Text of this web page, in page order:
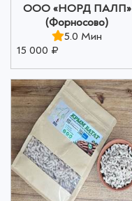
ООО «НОРД ПАЛП»
(Форносово)
5.0 Мин
15 000 ₽